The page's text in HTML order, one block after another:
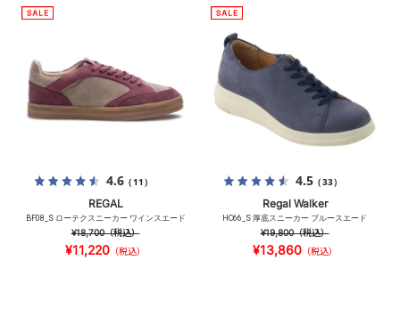
4.6（11）
REGAL
BF08_S ローテクスニーカー ワインスエード
¥18,700（税込）
¥11,220 （税込）
4.5（33）
Regal Walker
HC66_S 厚底スニーカー ブルースエード
¥19,800（税込）
¥13,860（税込）